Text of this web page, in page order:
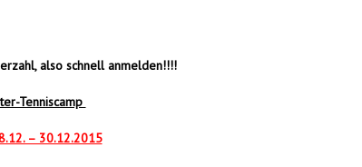
also schnell anmelden!!!!
Tenniscamp
– 30.12.2015